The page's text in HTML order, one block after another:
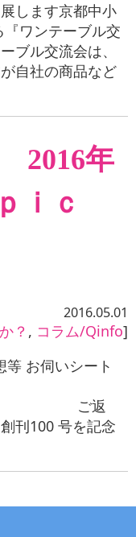
します京都中小
ワンテーブル交
ブル交流会は、
自社の商品など
2016年
ｉｃ
2016.05.01
？ , コラム/Qinfo]
お伺いシート
返
刊100 号を記念